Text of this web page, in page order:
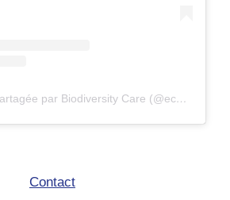
Une publication partagée par Biodiversity Care (@eco.volontaire)
Contact